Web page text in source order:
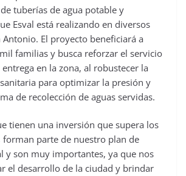
tuberías de agua potable y
Esval está realizando en diversos
Antonio. El proyecto beneficiará a
familias y busca reforzar el servicio
en la zona, al robustecer la
para optimizar la presión y
de recolección de aguas servidas.
tienen una inversión que supera los
parte de nuestro plan de
y son muy importantes, ya que nos
el desarrollo de la ciudad y brindar